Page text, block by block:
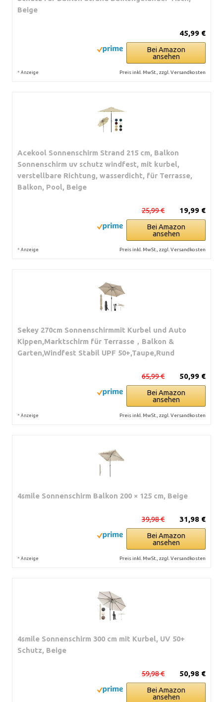
Beige
45,99 €
Bei Amazon
ansehen
* Anzeige Preis inkl. MwSt., zzgl. Versandkosten
Acekool Sonnenschirm Strand 215 cm, Balkon
Sonnenschirm uv schutz windfest, mit kurbel,
verstellbare Richtung, wasserdicht, für Terrasse,
Balkon, Pool, Beige
19,99 €
25,99 €
Bei Amazon
ansehen
* Anzeige Preis inkl. MwSt., zzgl. Versandkosten
Sekey 270cm Sonnenschirmmit Kurbel und Auto
Kippen,Marktschirm für Terrasse，Balkon &
Garten,Windfest Stabil UPF 50+,Taupe,Rund
50,99 €
65,99 €
Bei Amazon
ansehen
* Anzeige Preis inkl. MwSt., zzgl. Versandkosten
4smile Sonnenschirm Balkon 200 × 125 cm, Beige
31,98 €
39,98 €
Bei Amazon
ansehen
* Anzeige Preis inkl. MwSt., zzgl. Versandkosten
4smile Sonnenschirm 300 cm mit Kurbel, UV 50+
Schutz, Beige
50,98 €
59,98 €
Bei Amazon
ansehen